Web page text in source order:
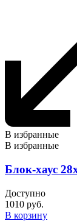
В избранные
В избранные
Блок-хаус
Доступно
1010 руб.
В корзину